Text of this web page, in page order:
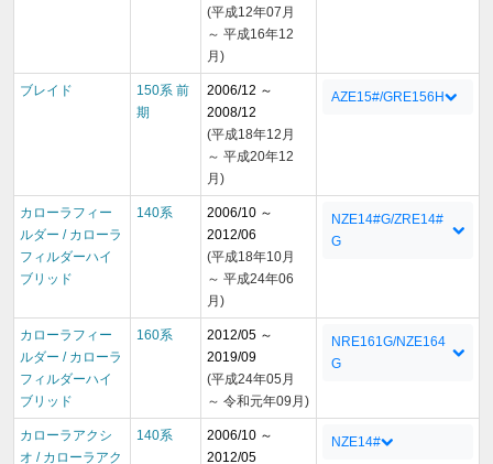
(平成12年07月
～ 平成16年12
月)
ブレイド
150系 前
期
2006/12 ～
2008/12
(平成18年12月
～ 平成20年12
月)
AZE15#/GRE156H
カローラフィー
ルダー / カローラ
フィルダーハイ
ブリッド
140系
2006/10 ～
2012/06
(平成18年10月
～ 平成24年06
月)
NZE14#G/ZRE14#
G
カローラフィー
ルダー / カローラ
フィルダーハイ
ブリッド
160系
2012/05 ～
2019/09
(平成24年05月
～ 令和元年09月)
NRE161G/NZE164
G
カローラアクシ
オ / カローラアク
140系
2006/10 ～
2012/05
NZE14#